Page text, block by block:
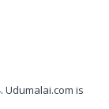
Udumalai.com is